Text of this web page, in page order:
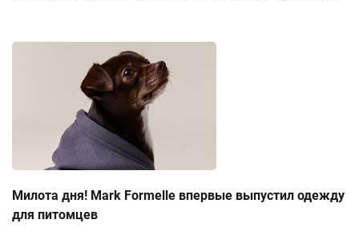
Милота дня! Mark Formelle впервые выпустил одежду
для питомцев